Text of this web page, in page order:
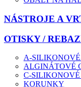
NÁSTROJE A
OTISKY /
A-
ALGINÁTOVÉ
C-
KORUNKY